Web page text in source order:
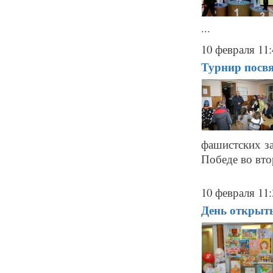
...
10 февраля
Турнир
фашистских
Победе во
10 февраля
День